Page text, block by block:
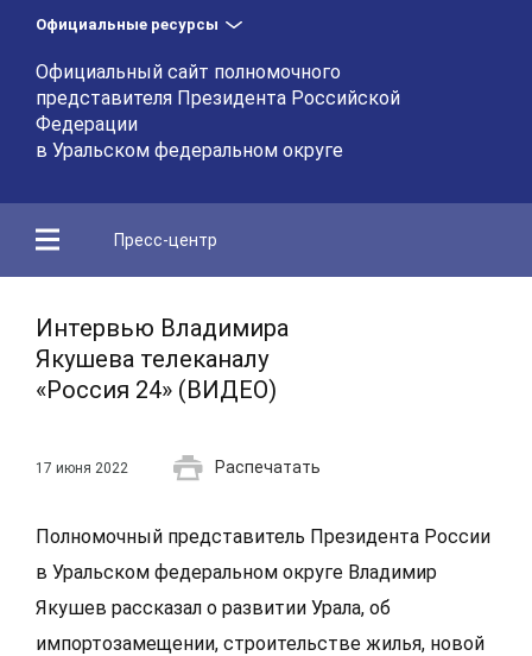
Официальные ресурсы
Официальный сайт полномочного
представителя Президента Российской
Федерации
в Уральском федеральном округе
Пресс-центр
Интервью Владимира
Якушева телеканалу
«Россия 24» (ВИДЕО)
17 июня 2022 Распечатать
Полномочный представитель Президента России
в Уральском федеральном округе Владимир
Якушев рассказал о развитии Урала, об
импортозамещении, строительстве жилья, новой